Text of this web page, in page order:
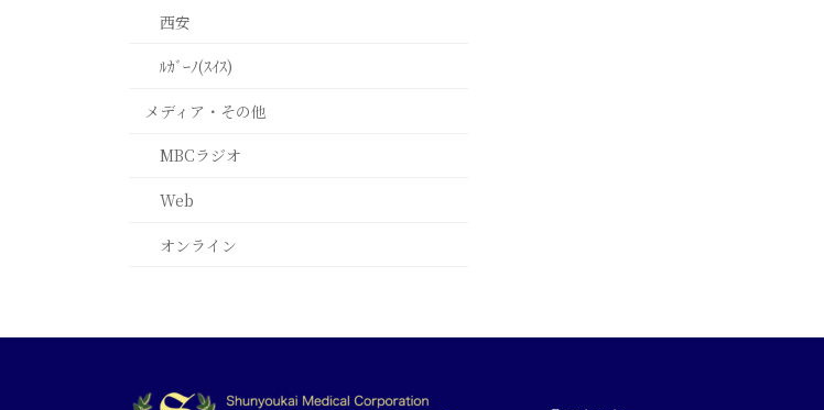
西安
ﾙｶﾞｰﾉ(ｽｲｽ)
メディア・その他
MBCラジオ
Web
オンライン